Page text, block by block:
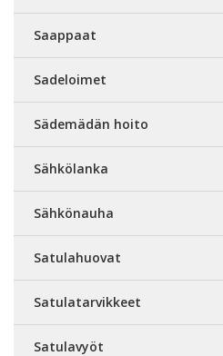
Saappaat
Sadeloimet
Sädemädän hoito
Sähkölanka
Sähkönauha
Satulahuovat
Satulatarvikkeet
Satulavyöt